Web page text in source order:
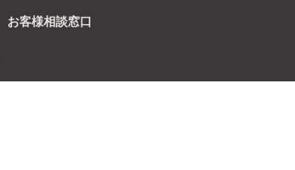
お客様相談窓口